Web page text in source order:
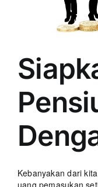
Kebanyakan dari